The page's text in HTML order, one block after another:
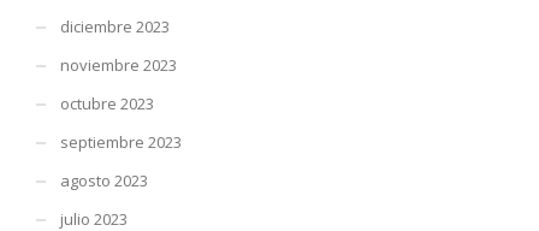
diciembre 2023
noviembre 2023
octubre 2023
septiembre 2023
agosto 2023
julio 2023